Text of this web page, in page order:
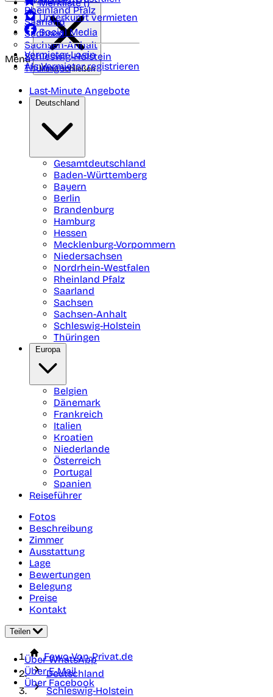
Rheinland Pfalz
Saarland
Sachsen
Sachsen-Anhalt
Schleswig-Holstein
Thüringen
Merkliste ()
Unterkunft vermieten
Social Media
Vermieter-Login
Als Vermieter registrieren
Menü
Menü schließen
Last-Minute Angebote
Deutschland
Gesamtdeutschland
Baden-Württemberg
Bayern
Berlin
Brandenburg
Hamburg
Hessen
Mecklenburg-Vorpommern
Niedersachsen
Nordrhein-Westfalen
Rheinland Pfalz
Saarland
Sachsen
Sachsen-Anhalt
Schleswig-Holstein
Thüringen
Europa
Belgien
Dänemark
Frankreich
Italien
Kroatien
Niederlande
Österreich
Portugal
Spanien
Reiseführer
Fotos
Beschreibung
Zimmer
Ausstattung
Lage
Bewertungen
Belegung
Preise
Kontakt
Teilen
Über WhatsApp
Über E-Mail
Über Facebook
Fewo-Von-Privat.de
Deutschland
Schleswig-Holstein